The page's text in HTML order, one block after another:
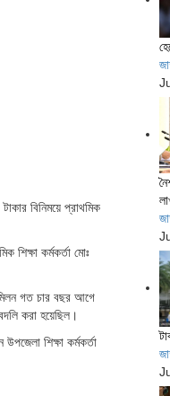
বিনিময়ে প্রাথমিক
শিক্ষা কর্মকর্তা মোঃ
মিলন গত চার বছর আগে
করা হয়েছিল।
শিক্ষা কর্মকর্তা